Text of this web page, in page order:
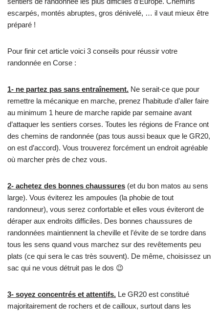
escarpés, montés abruptes, gros dénivelé, … il vaut mieux être
préparé !
Pour finir cet article voici 3 conseils pour réussir votre
randonnée en Corse :
1- ne partez pas sans entraînement. Ne serait-ce que pour
remettre la mécanique en marche, prenez l’habitude d’aller faire
au minimum 1 heure de marche rapide par semaine avant
d’attaquer les sentiers corses. Toutes les régions de France ont
des chemins de randonnée (pas tous aussi beaux que le GR20,
on est d’accord). Vous trouverez forcément un endroit agréable
où marcher près de chez vous.
2- achetez des bonnes chaussures (et du bon matos au sens
large). Vous éviterez les ampoules (la phobie de tout
randonneur), vous serez confortable et elles vous éviteront de
déraper aux endroits difficiles. Des bonnes chaussures de
randonnées maintiennent la cheville et l’évite de se tordre dans
tous les sens quand vous marchez sur des revêtements peu
plats (ce qui sera le cas très souvent). De même, choisissez un
sac qui ne vous détruit pas le dos 😉
3- soyez concentrés et attentifs. Le GR20 est constitué
majoritairement de rochers et de cailloux, surtout dans les